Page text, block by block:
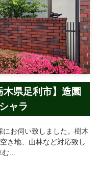
県足利市】造園
ャラ
お伺い致しました。樹木
き地、山林など対応致し
...